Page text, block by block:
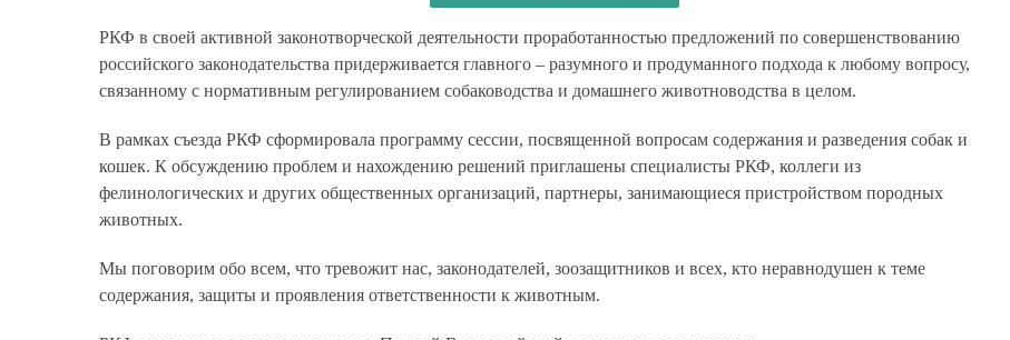
РКФ в своей активной законотворческой деятельности проработанностью предложений по совершенствованию
российского законодательства придерживается главного – разумного и продуманного подхода к любому вопросу,
связанному с нормативным регулированием собаководства и домашнего животноводства в целом.
В рамках съезда РКФ сформировала программу сессии, посвященной вопросам содержания и разведения собак и
кошек. К обсуждению проблем и нахождению решений приглашены специалисты РКФ, коллеги из
фелинологических и других общественных организаций, партнеры, занимающиеся пристройством породных
животных.
Мы поговорим обо всем, что тревожит нас, законодателей, зоозащитников и всех, кто неравнодушен к теме
содержания, защиты и проявления ответственности к животным.